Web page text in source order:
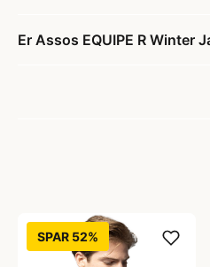
Er Assos EQUIPE R Winter
SPAR 52%